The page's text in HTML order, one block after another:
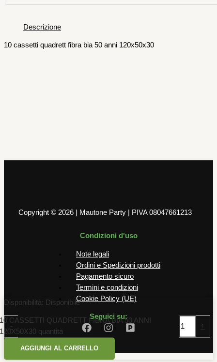
Descrizione
10 cassetti quadrett fibra bia 50 anni 120x50x30
Copyright © 2026 | Mautone Party | PIVA 08047661213
Condizioni d'uso
Note legali
Ordini e Spedizioni prodotti
Pagamento sicuro
Termini e condizioni
Cookie Policy (UE)
Seguici su:
Disponibilità: Disponibile
-
10 CASSETTI QUADRETT FIBRA BIA 50 ANNI
120X50X30 quantità
+
AGGIUNGI AL CARRELLO